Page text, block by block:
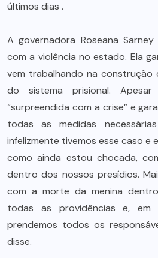
últimos dias .
A governadora Roseana
com a violência no estado. Ela
vem trabalhando na construção
do sistema prisional.
“surpreendida com a crise” e
todas as medidas
infelizmente tivemos esse caso e
como ainda estou chocada,
dentro dos nossos presídios.
com a morte da menina
todas as providências e,
prendemos todos os
disse.